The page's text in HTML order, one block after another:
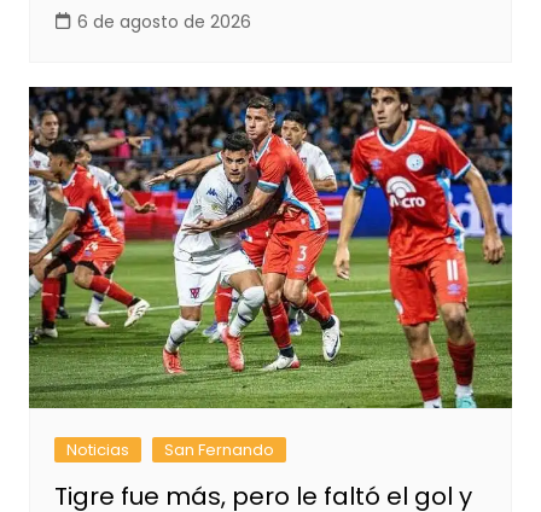
6 de agosto de 2026
Noticias San Fernando
Tigre fue más, pero le faltó el gol y